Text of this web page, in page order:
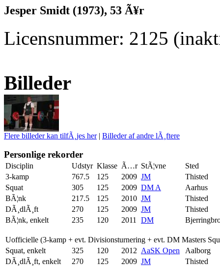
Jesper Smidt (1973), 53 Ã¥r
Licensnummer: 2125
Billeder
Flere billeder kan tilfÃ¸jes her| Billeder af andre lÃ¸ftere
Personlige rekorder
Disciplin Udstyr Klasse Ã…r StÃ¦vne
Sted
3-kamp
767.5 125 2009 JM
Thisted
Squat
305 125 2009 DM A
Aarhus
BÃ¦nk
217.5 125 2010 JM
Thisted
DÃ¸dlÃ¸ft
270 125 2009 JM
Thisted
BÃ¦nk, enkelt
235 120 2011 DM
Uofficielle (3-kamp + evt. Divisionsturnering + evt. DM Masters
Squat, enkelt
325 120 2012 AaSK Open
Aalborg
DÃ¸dlÃ¸ft, enkelt
270 125 2009 JM Thisted